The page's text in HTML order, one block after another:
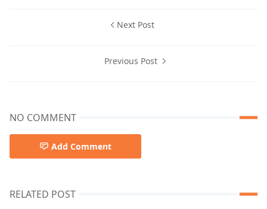
Next Post
Previous Post
NO COMMENT
Add Comment
RELATED POST